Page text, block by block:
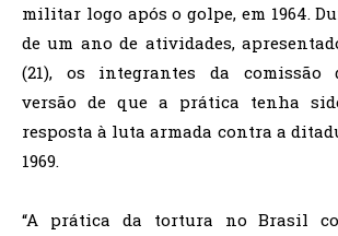
militar logo após o golpe, em 1964.
de um ano de atividades,
(21), os integrantes da comissão
versão de que a prática tenha
resposta à luta armada contra a
1969.
“A prática da tortura no Brasil